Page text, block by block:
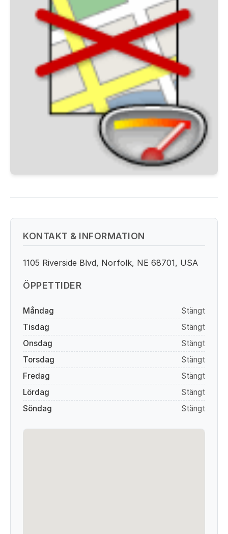
KONTAKT & INFORMATION
1105 Riverside Blvd, Norfolk, NE 68701, USA
ÖPPETTIDER
Måndag
Stängt
Tisdag
Stängt
Onsdag
Stängt
Torsdag
Stängt
Fredag
Stängt
Lördag
Stängt
Söndag
Stängt